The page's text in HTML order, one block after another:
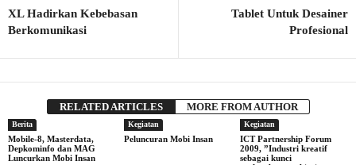
XL Hadirkan Kebebasan
Berkomunikasi
Tablet Untuk Desainer
Profesional
RELATED ARTICLES MORE FROM AUTHOR
Berita
Mobile-8, Masterdata,
Depkominfo dan MAG
Luncurkan Mobi Insan
Kegiatan
Peluncuran Mobi Insan
Kegiatan
ICT Partnership Forum
2009, ”Industri kreatif
sebagai kunci